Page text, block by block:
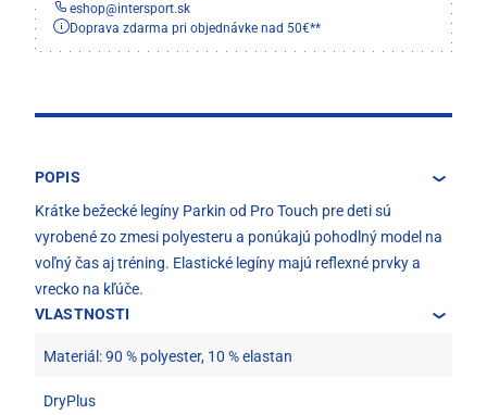
eshop@intersport.sk
Doprava zdarma pri objednávke nad 50€**
POPIS
Krátke bežecké legíny Parkin od Pro Touch pre deti sú
vyrobené zo zmesi polyesteru a ponúkajú pohodlný model na
voľný čas aj tréning. Elastické legíny majú reflexné prvky a
vrecko na kľúče.
VLASTNOSTI
Materiál: 90 % polyester, 10 % elastan
DryPlus